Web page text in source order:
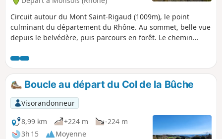
routes très peu fréquentées.
Circuit autour du Mont Saint-Rigaud (1009m), le point
culminant du département du Rhône. Au sommet, belle vue
depuis le belvédère, puis parcours en forêt. Le chemin
le viaduc du Châtelard.
Boucle au départ du Col de la Bûche
Visorandonneur
8,99 km
+224 m
-224 m
3h 15
Moyenne